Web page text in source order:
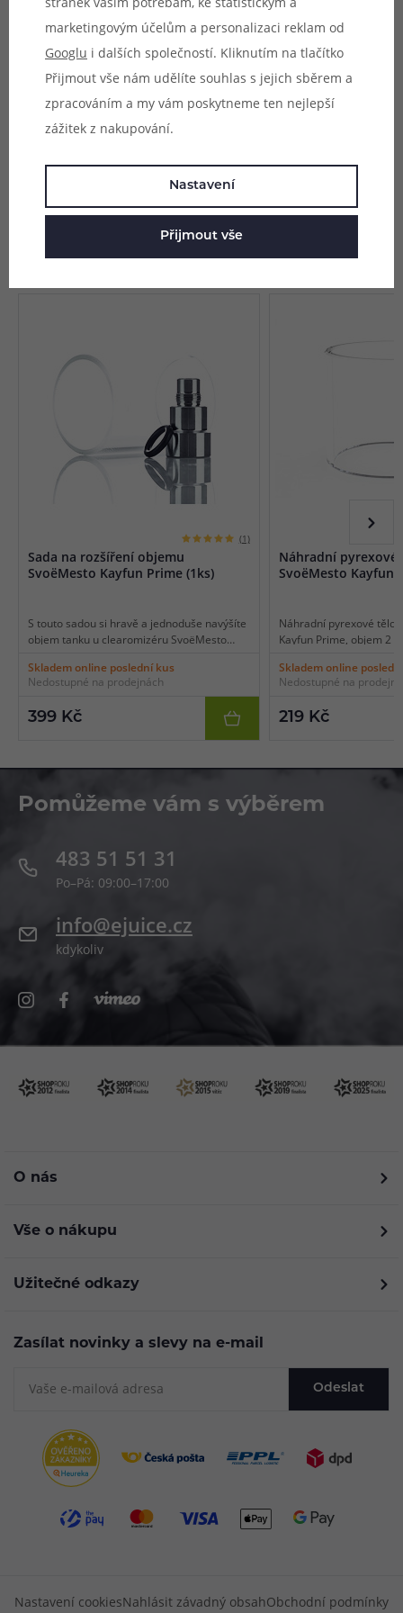
Hodnocení (0)
Mohlo by se vám líbit
(1)
Sada na rozšíření objemu
SvoëMesto Kayfun Prime (1ks)
S touto sadou si hravě a jednoduše navýšíte
objem tanku u clearomizéru SvoëMesto
Sada obsahuje náhradní pyrexové tělo s
objemem 4,5 ml a speciální nástavec pro
kompatibilní pouze s originálním
Skladem online poslední kus
Nedostupné na prodejnách
399 Kč
Náhradní pyrexové
SvoëMesto Kayfun
Náhradní pyrexové tělo
Kayfun Prime, objem 2
Skladem online
Nedostupné na
219 Kč
Pomůžeme vám s výběrem
483 51 51 31
Po–Pá: 09:00–17:00
info@ejuice.cz
kdykoliv
O nás
Vše o nákupu
Užitečné odkazy
Zasílat novinky a slevy na e-mail
Odeslat
Nastavení cookiesNahlásit závadný obsahObchodní podmínky
marketingovým účelům a personalizaci reklam od
Googlu i dalších společností. Kliknutím na tlačítko
Přijmout vše nám udělíte souhlas s jejich sběrem a
zpracováním a my vám poskytneme ten nejlepší
zážitek z nakupování.
Nastavení
Přijmout vše